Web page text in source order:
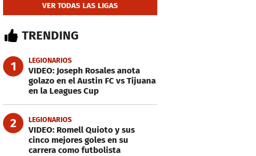
VER TODAS LAS LIGAS
TRENDING
1 LEGIONARIOS
VIDEO: Joseph Rosales anota
golazo en el Austin FC vs Tijuana
en la Leagues Cup
2 LEGIONARIOS
VIDEO: Romell Quioto y sus
cinco mejores goles en su
carrera como futbolista